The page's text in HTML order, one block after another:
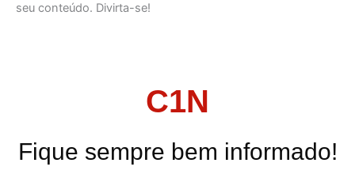
seu conteúdo. Divirta-se!
C1N
Fique sempre bem informado!